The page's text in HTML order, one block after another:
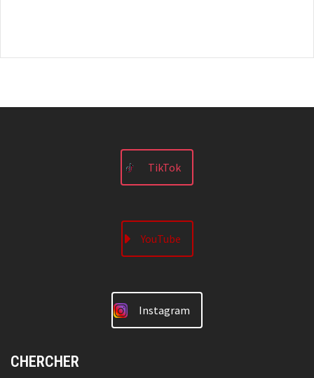
TikTok
YouTube
Instagram
CHERCHER